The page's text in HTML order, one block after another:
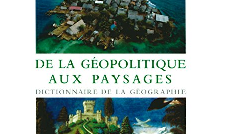
Vendedores
Comenzar a vender
CERRAR